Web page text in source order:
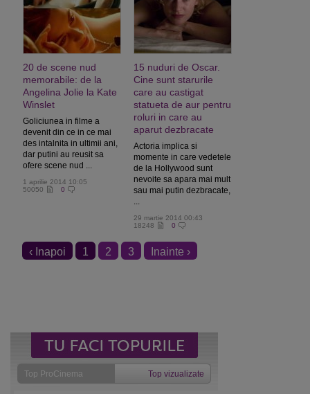
20 de scene nud
memorabile: de la
Angelina Jolie la Kate
Winslet
Goliciunea in filme a
devenit din ce in ce mai
des intalnita in ultimii ani,
dar putini au reusit sa
ofere scene nud ...
1 aprilie 2014 10:05
50050
0
15 nuduri de Oscar.
Cine sunt starurile
care au castigat
statueta de aur pentru
roluri in care au
aparut dezbracate
Actoria implica si
momente in care vedetele
de la Hollywood sunt
nevoite sa apara mai mult
sau mai putin dezbracate,
...
29 martie 2014 00:43
18248
0
‹ Inapoi 1 2 3 Inainte ›
Top ProCinema Top vizualizate